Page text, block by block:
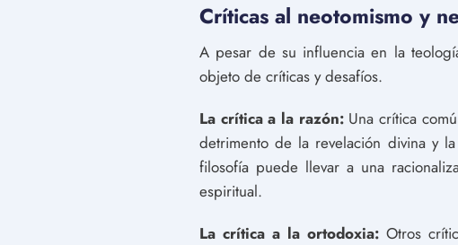
Críticas al neotomismo y
A pesar de su influencia en la
objeto de críticas y desafíos.
La crítica a la razón: Una crítica
detrimento de la revelación divina y
filosofía puede llevar a una
espiritual.
La crítica a la ortodoxia: Otros